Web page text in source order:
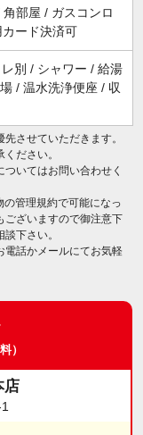
部屋 / ガスコンロ
ード決済可
別 / シャワー / 給湯
/ 温水洗浄便座 / 収
させていただきます。
ださい。
いてはお問い合わせく
管理規約で可能になっ
ございますので御注意下
下さい。
話かメールにてお気軽
）
店